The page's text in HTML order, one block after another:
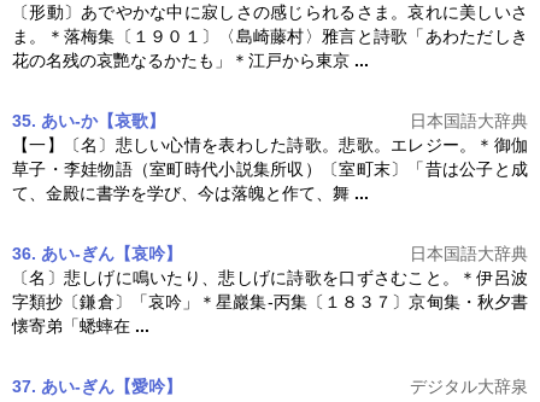
〔形動〕あでやかな中に寂しさの感じられるさま。哀れに美しいさ
ま。＊落梅集〔１９０１〕〈島崎藤村〉雅言と詩歌 「あわただしき
花の名残の哀艷なるかたも」＊江戸から東京 ...
35. あい‐か【哀歌】
日本国語大辞典
【一】〔名〕悲しい心情を表わした詩歌。悲歌。エレジー。＊御伽
草子・李娃物語（室町時代小説集所収）〔室町末〕「昔は公子と成
て、金殿に書学を学び、今は落魄と作て、舞 ...
36. あい‐ぎん【哀吟】
日本国語大辞典
〔名〕悲しげに鳴いたり、悲しげに詩歌を口ずさむこと。＊伊呂波
字類抄〔鎌倉〕「哀吟」＊星巖集‐丙集〔１８３７〕京甸集・秋夕書
懐寄弟「蟋蟀在 ...
37. あい‐ぎん【愛吟】
デジタル大辞泉